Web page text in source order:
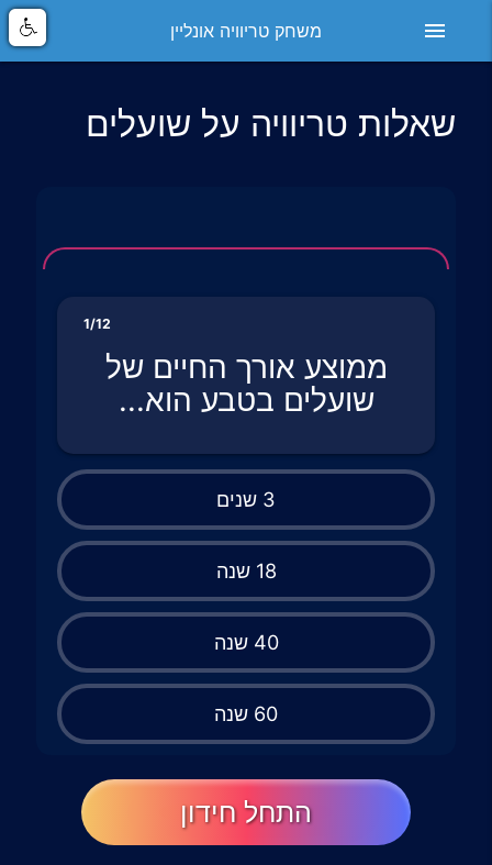
menu משחק טריוויה אונליין
שאלות טריוויה על שועלים
1/12
ממוצע אורך החיים של
שועלים בטבע הוא...
3 שנים
18 שנה
40 שנה
60 שנה
התחל חידון